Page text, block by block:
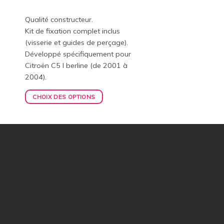
Qualité constructeur.
Kit de fixation complet inclus
(visserie et guides de perçage).
Développé spécifiquement pour
Citroën C5 I berline (de 2001 à
2004).
CHOIX DES OPTIONS